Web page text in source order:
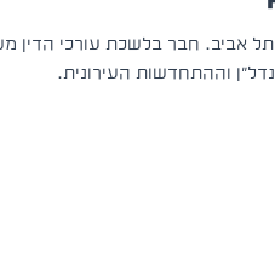
חבר בלשכת עורכי הדין משנת 2001
וההתחדשות העירונית.